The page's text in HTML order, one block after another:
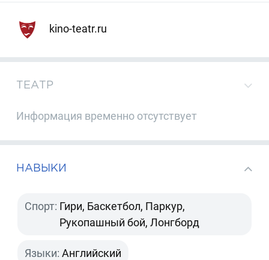
kino-teatr.ru
ТЕАТР
Информация временно отсутствует
НАВЫКИ
Спорт: Гири, Баскетбол, Паркур,
Рукопашный бой, Лонгборд
Языки: Английский